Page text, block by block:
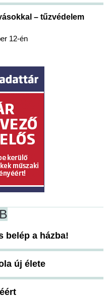
– tűzvédelem
12-én
belép a házba!
új élete